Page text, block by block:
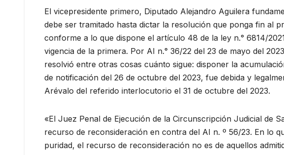
El vicepresidente primero, Diputado Alejandro Aguilera
debe ser tramitado hasta dictar la resolución que ponga fin al
conforme a lo que dispone el artículo 48 de la ley n.° 6814/
vigencia de la primera. Por AI n.° 36/22 del 23 de mayo del
resolvió entre otras cosas cuánto sigue: disponer la
de notificación del 26 de octubre del 2023, fue debida y
Arévalo del referido interlocutorio el 31 de octubre del 2023.
«El Juez Penal de Ejecución de la Circunscripción Judicial de
recurso de reconsideración en contra del AI n. º 56/23. En lo
puridad, el recurso de reconsideración no es de aquellos